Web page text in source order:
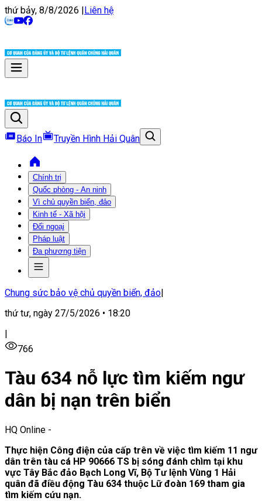
thứ bảy, 8/8/2026 |Liên hệ
Báo In Truyền Hình Hải Quân
Chính trị
Quốc phòng - An ninh
Vì chủ quyền biển, đảo
Kinh tế - Xã hội
Đối ngoại
Pháp luật
Đa phương tiện
Chung sức bảo vệ chủ quyền biển, đảo|
thứ tư, ngày 27/5/2026 • 18:20
|
766
Tàu 634 nỗ lực tìm kiếm ngư
dân bị nạn trên biển
HQ Online -
Thực hiện Công điện của cấp trên về việc tìm kiếm 11 ngư
dân trên tàu cá HP 90666 TS bị sóng đánh chìm tại khu
vực Tây Bắc đảo Bạch Long Vĩ, Bộ Tư lệnh Vùng 1 Hải
quân đã điều động Tàu 634 thuộc Lữ đoàn 169 tham gia
tìm kiếm cứu nạn.